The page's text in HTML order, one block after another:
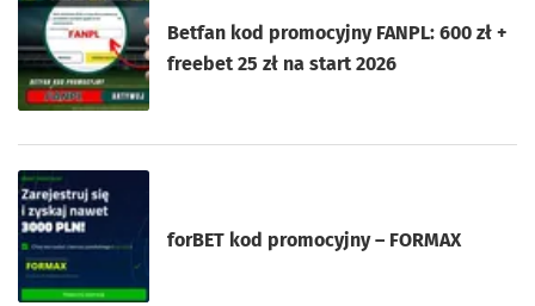
Betfan kod promocyjny FANPL: 600 zł +
freebet 25 zł na start 2026
forBET kod promocyjny – FORMAX